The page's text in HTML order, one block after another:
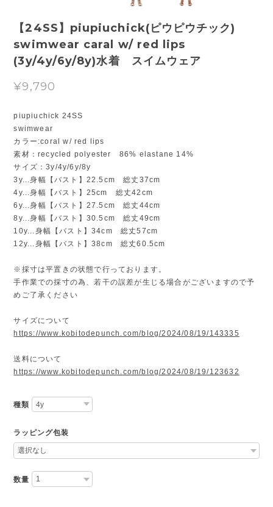
【24SS】piupiuchick(ピウピウチック)
swimwear caral w/ red lips
(3y/4y/6y/8y)水着 スイムウェア
¥9,790
piupiuchick 24SS
swimwear
カラー:coral w/ red lips
素材：recycled polyester 86% elastane 14%
サイズ：3y/4y/6y/8y
3y...身幅【バスト】22.5cm 総丈37cm
4y...身幅【バスト】25cm 総丈42cm
6y...身幅【バスト】27.5cm 総丈44cm
8y...身幅【バスト】30.5cm 総丈49cm
10y...身幅【バスト】34cm 総丈57cm
12y...身幅【バスト】38cm 総丈60.5cm
※採寸は平置きの状態で行っております。
手作業での採寸の為、若干の誤差が生じる場合がございますので予
めご了承ください
サイズについて
https://www.kobitodepunch.com/blog/2024/08/19/143335
送料について
https://www.kobitodepunch.com/blog/2024/08/19/123632
種類
ラッピング包装
数量